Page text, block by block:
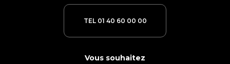
Vous souhaitez
TEL 01 40 60 00 00